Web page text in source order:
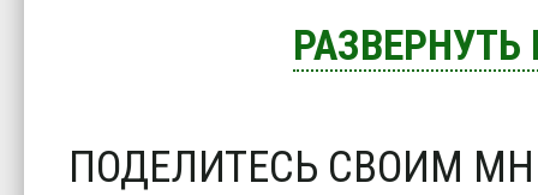
ПОДЕЛИТЕСЬ СВОИМ